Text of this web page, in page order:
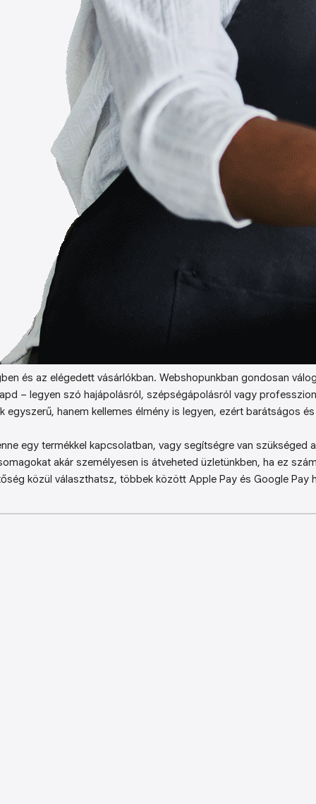
és az elégedett vásárlókban. Webshopunkban gondosan
– legyen szó hajápolásról, szépségápolásról vagy
egyszerű, hanem kellemes élmény is legyen, ezért barátságos
egy termékkel kapcsolatban, vagy segítségre van szükséged
akár személyesen is átveheted üzletünkben, ha ez
közül választhatsz, többek között Apple Pay és Google Pay